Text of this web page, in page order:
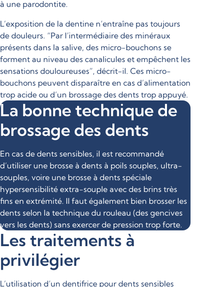
à une parodontite.
L’exposition de la dentine n’entraîne pas toujours
de douleurs. “Par l’intermédiaire des minéraux
présents dans la salive, des micro-bouchons se
forment au niveau des canalicules et empêchent les
sensations douloureuses”, décrit-il. Ces micro-
bouchons peuvent disparaître en cas d’alimentation
trop acide ou d’un brossage des dents trop appuyé.
La bonne technique de
brossage des dents
En cas de dents sensibles, il est recommandé
d’utiliser une brosse à dents à poils souples, ultra-
souples, voire une brosse à dents spéciale
hypersensibilité extra-souple avec des brins très
fins en extrémité. Il faut également bien brosser les
dents selon la technique du rouleau (des gencives
vers les dents) sans exercer de pression trop forte.
Les traitements à
privilégier
L’utilisation d’un dentifrice pour dents sensibles